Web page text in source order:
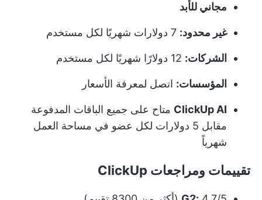
مجاني للأبد
غير محدود:
الشركات:
المؤسسات: اتصل لمعرفة الأسعار
ClickUp AI متاح على جميع الباقات المدفوعة
مقابل 5 دولارات لكل عضو في مساحة العمل
شهرياً
تقييمات ومراجعات ClickUp